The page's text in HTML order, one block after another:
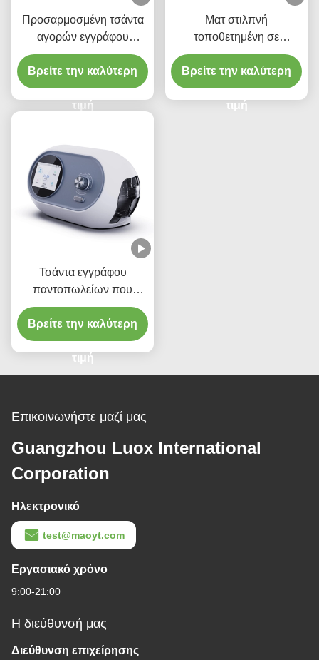
Προσαρμοσμένη τσάντα
αγορών εγγράφου
25x15x35cm με τα
ζωηρόχρωμα Ballon
λαβών σχέδια
Βρείτε την καλύτερη
τιμή
Ματ στιλπνή
τοποθετημένη σε
στρώματα άσπρη τσάντα
δώρων εγγράφου τέχνης
συνήθειας με τις λαβές
για τις αγορές
Βρείτε την καλύτερη
τιμή
Τσάντα εγγράφου
παντοπωλείων που
συσκευάζει τις καφετιές
τσάντες δώρων της Kraft
για τις αγορές
Βρείτε την καλύτερη
τιμή
Επικοινωνήστε μαζί μας
Guangzhou Luox International
Corporation
Ηλεκτρονικό
test@maoyt.com
Εργασιακό χρόνο
9:00-21:00
Η διεύθυνσή μας
Διεύθυνση επιχείρησης